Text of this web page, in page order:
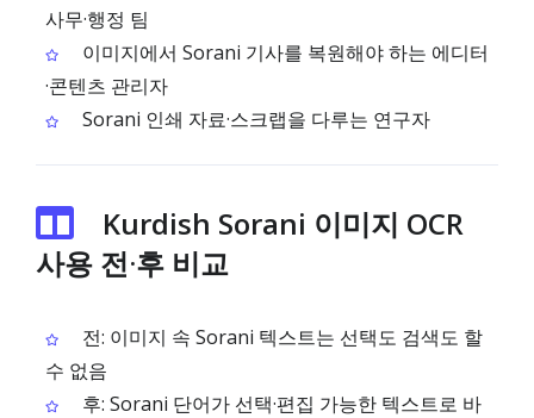
사무·행정 팀
이미지에서 Sorani 기사를 복원해야 하는 에디터
·콘텐츠 관리자
Sorani 인쇄 자료·스크랩을 다루는 연구자
Kurdish Sorani 이미지 OCR
사용 전·후 비교
전: 이미지 속 Sorani 텍스트는 선택도 검색도 할
수 없음
후: Sorani 단어가 선택·편집 가능한 텍스트로 바